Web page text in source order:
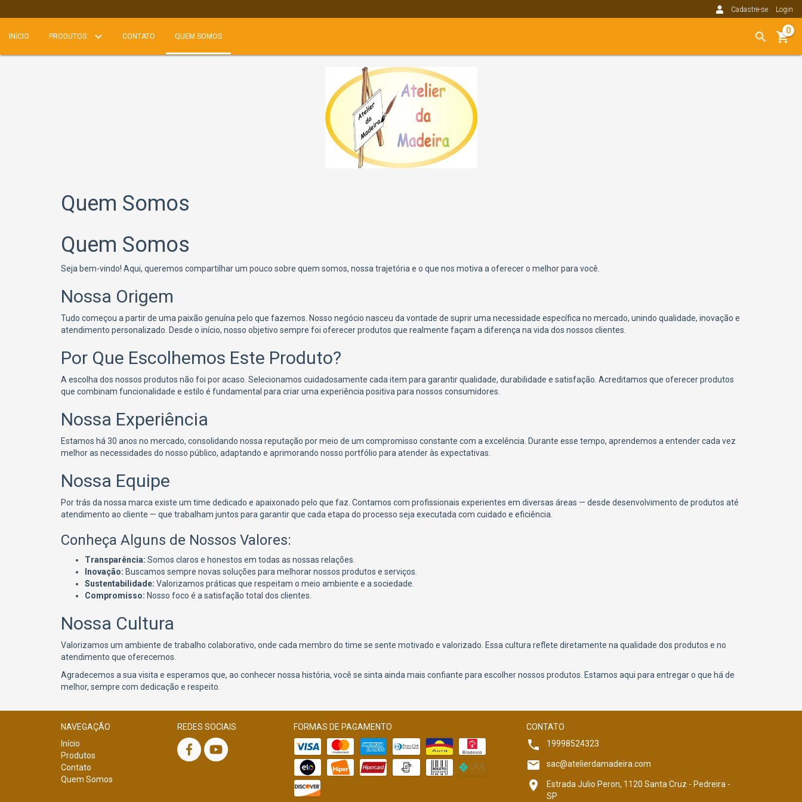
Cadastre-se Login
INÍCIO PRODUTOS CONTATO QUEM SOMOS
0
Quem Somos
Quem Somos
Seja bem-vindo! Aqui, queremos compartilhar um pouco sobre quem somos, nossa trajetória e o que nos motiva a oferecer o melhor para você.
Nossa Origem
Tudo começou a partir de uma paixão genuína pelo que fazemos. Nosso negócio nasceu da vontade de suprir uma necessidade específica no mercado, unindo qualidade, inovação e
atendimento personalizado. Desde o início, nosso objetivo sempre foi oferecer produtos que realmente façam a diferença na vida dos nossos clientes.
Por Que Escolhemos Este Produto?
A escolha dos nossos produtos não foi por acaso. Selecionamos cuidadosamente cada item para garantir qualidade, durabilidade e satisfação. Acreditamos que oferecer produtos
que combinam funcionalidade e estilo é fundamental para criar uma experiência positiva para nossos consumidores.
Nossa Experiência
Estamos há 30 anos no mercado, consolidando nossa reputação por meio de um compromisso constante com a excelência. Durante esse tempo, aprendemos a entender cada vez
melhor as necessidades do nosso público, adaptando e aprimorando nosso portfólio para atender às expectativas.
Nossa Equipe
Por trás da nossa marca existe um time dedicado e apaixonado pelo que faz. Contamos com profissionais experientes em diversas áreas — desde desenvolvimento de produtos até
atendimento ao cliente — que trabalham juntos para garantir que cada etapa do processo seja executada com cuidado e eficiência.
Conheça Alguns de Nossos Valores:
Transparência: Somos claros e honestos em todas as nossas relações.
Inovação: Buscamos sempre novas soluções para melhorar nossos produtos e serviços.
Sustentabilidade: Valorizamos práticas que respeitam o meio ambiente e a sociedade.
Compromisso: Nosso foco é a satisfação total dos clientes.
Nossa Cultura
Valorizamos um ambiente de trabalho colaborativo, onde cada membro do time se sente motivado e valorizado. Essa cultura reflete diretamente na qualidade dos produtos e no
atendimento que oferecemos.
Agradecemos a sua visita e esperamos que, ao conhecer nossa história, você se sinta ainda mais confiante para escolher nossos produtos. Estamos aqui para entregar o que há de
melhor, sempre com dedicação e respeito.
NAVEGAÇÃO
Início
Produtos
Contato
Quem Somos
REDES SOCIAIS FORMAS DE PAGAMENTO
CONTATO
19998524323
sac@atelierdamadeira.com
Estrada Julio Peron, 1120 Santa Cruz - Pedreira -
SP